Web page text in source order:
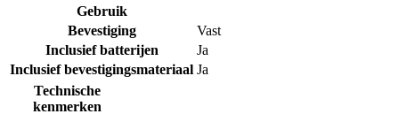
Gebruik
Bevestiging
Vast
Inclusief batterijen
Ja
Inclusief bevestigingsmateriaal Ja
Technische
kenmerken